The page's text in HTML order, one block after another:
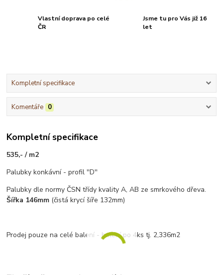
Vlastní doprava po celé
ČR
Jsme tu pro Vás již 16
let
Kompletní specifikace
Komentáře 0
Kompletní specifikace
535,- / m2
Palubky konkávní - profil ''D''
Palubky dle normy ČSN třídy kvality A, AB ze smrkového dřeva.
Šířka 146mm (čistá krycí šíře 132mm)
Prodej pouze na celé balení - balení po 4ks tj. 2,336m2